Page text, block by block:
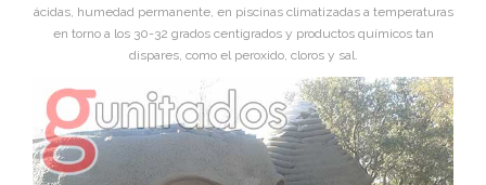
ácidas, humedad permanente, en piscinas climatizadas a temperaturas
en torno a los 30-32 grados centigrados y productos químicos tan
dispares, como el peroxido, cloros y sal.